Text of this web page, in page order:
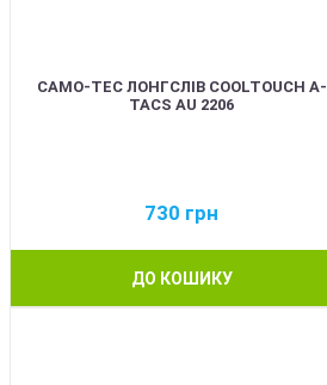
CAMO-TEC ЛОНГСЛІВ COOLTOUCH A-
TACS AU 2206
730 грн
ДО КОШИКУ